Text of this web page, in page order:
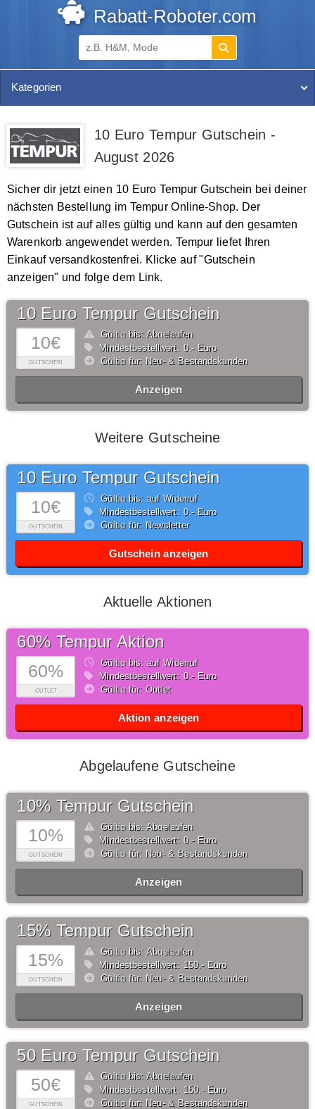
Rabatt-Roboter.com
Kategorien
10 Euro Tempur Gutschein -
August 2026
Sicher dir jetzt einen 10 Euro Tempur Gutschein bei deiner
nächsten Bestellung im Tempur Online-Shop. Der
Gutschein ist auf alles gültig und kann auf den gesamten
Warenkorb angewendet werden. Tempur liefet Ihren
Einkauf versandkostenfrei. Klicke auf "Gutschein
anzeigen" und folge dem Link.
10€
GUTSCHEIN
10 Euro Tempur Gutschein
Gültig bis: Abgelaufen
Mindestbestellwert: 0,- Euro
Gültig für: Neu- & Bestandskunden
Anzeigen
Weitere Gutscheine
10€
GUTSCHEIN
10 Euro Tempur Gutschein
Gültig bis: auf Widerruf
Mindestbestellwert: 0,- Euro
Gültig für: Newsletter
Gutschein anzeigen
Aktuelle Aktionen
60%
OUTLET
60% Tempur Aktion
Gültig bis: auf Widerruf
Mindestbestellwert: 0,- Euro
Gültig für: Outlet
Aktion anzeigen
Abgelaufene Gutscheine
10%
GUTSCHEIN
10% Tempur Gutschein
Gültig bis: Abgelaufen
Mindestbestellwert: 0,- Euro
Gültig für: Neu- & Bestandskunden
Anzeigen
15%
GUTSCHEIN
15% Tempur Gutschein
Gültig bis: Abgelaufen
Mindestbestellwert: 150,- Euro
Gültig für: Neu- & Bestandskunden
Anzeigen
50€
GUTSCHEIN
50 Euro Tempur Gutschein
Gültig bis: Abgelaufen
Mindestbestellwert: 150,- Euro
Gültig für: Neu- & Bestandskunden